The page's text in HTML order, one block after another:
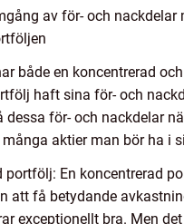
av för- och nackdelar
både en koncentrerad
haft sina för- och
för- och nackdelar
aktier man bör ha i
portfölj: En koncentrerad
att få betydande
exceptionellt bra. Men